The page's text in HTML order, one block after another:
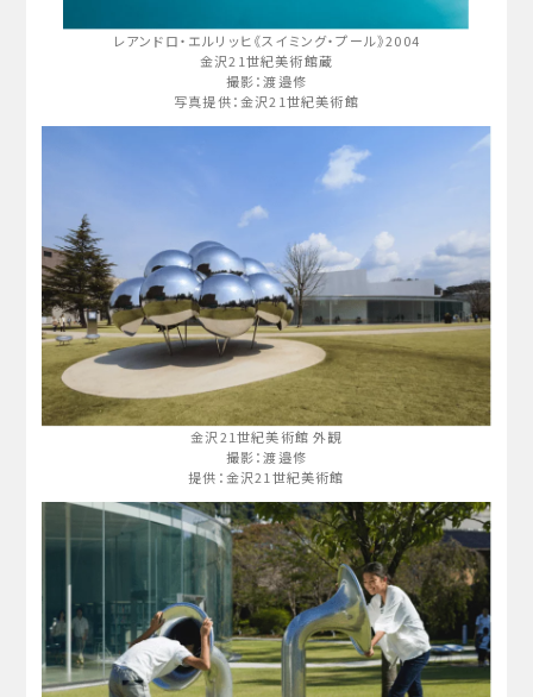
レアンドロ・エルリッヒ《スイミング・プール》2004
金沢21世紀美術館蔵
撮影：渡邉修
写真提供：金沢21世紀美術館
金沢21世紀美術館 外観
撮影：渡邉修
提供：金沢21世紀美術館